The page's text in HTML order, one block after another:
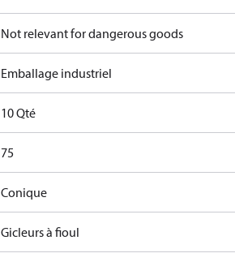
Not relevant for dangerous goods
Emballage industriel
10 Qté
75
Conique
Gicleurs à fioul